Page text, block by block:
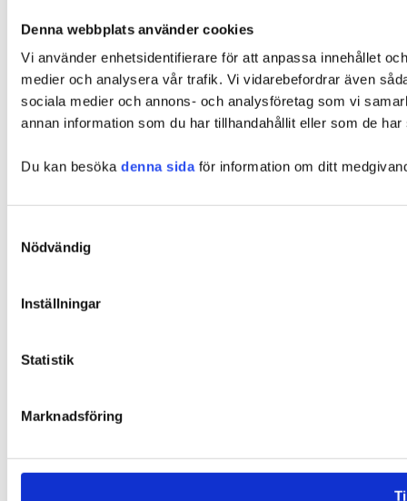
Denna webbplats använder cookies
Vi använder enhetsidentifierare för att anpassa innehållet
medier och analysera vår trafik. Vi vidarebefordrar även
sociala medier och annons- och analysföretag som vi
annan information som du har tillhandahållit eller som de
Du kan besöka denna sidaför information om ditt
Nödvändig
Inställningar
Statistik
Marknadsföring